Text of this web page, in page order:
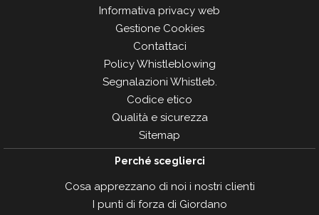
Informativa privacy web
Gestione Cookies
Contattaci
Policy Whistleblowing
Segnalazioni Whistleb.
Codice etico
Qualità e sicurezza
Sitemap
Perché sceglierci
Cosa apprezzano di noi i nostri clienti
I punti di forza di Giordano